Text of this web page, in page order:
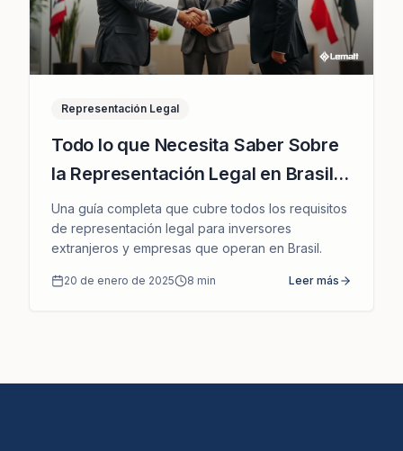
Representación Legal
Todo lo que Necesita Saber Sobre
la Representación Legal en Brasil y
Cómo Podemos Apoyarlo
Una guía completa que cubre todos los requisitos
de representación legal para inversores
extranjeros y empresas que operan en Brasil.
20 de enero de 2025 8 min Leer más